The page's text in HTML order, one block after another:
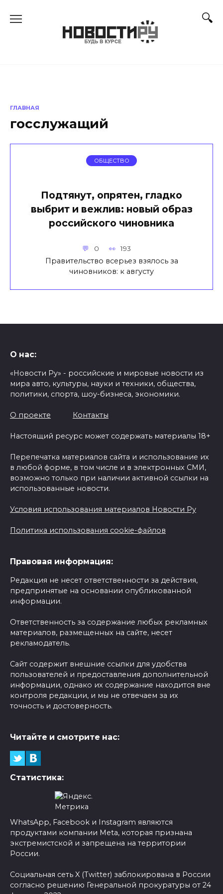
ГЛАВНАЯ
госслужащий
ОБЩЕСТВО
Подтянут, опрятен, гладко
выбрит и вежлив: новый образ
российского чиновника
0 193
Правительство всерьез взялось за
чиновников: к августу
О нас:
«Новости Ру» - российские и мировые новости из
мира авто, культуры, науки и техники, общества,
политики, спорта, шоу-бизнеса, экономики.
О проекте Контакты
Настоящий ресурс может содержать материалы 18+
Перепечатка материалов сайта и использование их
в любой форме, в том числе и в электронных СМИ,
возможно только при наличии активной ссылки на
использованные новости.
Условия использования материалов Новости Ру
Политика использования cookie-файлов
Правовая информация:
Редакция не несет ответственности за действия,
предпринятые на основании опубликованной
информации.
Ответственность за содержание любых рекламных
материалов, размещенных на сайте, несет
рекламодатель.
Сайт содержит внешние ссылки для удобства
пользователей и предоставления дополнительной
информации, однако их содержание находится вне
контроля редакции, и мы не отвечаем за их
точность и достоверность.
Читайте и смотрите нас:
Статистика:
WhatsApp, Facebook и Instagram являются
продуктами компании Meta, которая признана
экстремистской и запрещена на территории
России.
Социальная сеть X (Twitter) заблокирована в России
согласно решению Генеральной прокуратуры от 24